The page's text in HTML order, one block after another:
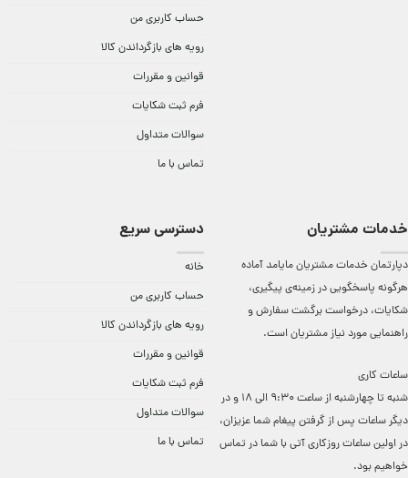
حساب کاربری من
رویه های بازگرداندن کالا
قوانین و مقررات
فرم ثبت شکایات
سوالات متداول
تماس با ما
خدمات مشتریان
دپارتمان خدمات مشتریان مایامد آماده
هرگونه پاسخگویی در زمینه‌ی پیگیری،
شکایات، درخواست برگشت سفارش و
راهنمایی مورد نیاز مشتریان است.
ساعات کاری
شنبه تا چهارشنبه از ساعت 9:30 الی 18 و در
دیگر ساعات ‌پس از گرفتن پیغام شما عزیزان،
در اولین ساعات روزکاری آتی با شما در تماس
خواهیم بود.
دسترسی سریع
خانه
حساب کاربری من
رویه های بازگرداندن کالا
قوانین و مقررات
فرم ثبت شکایات
سوالات متداول
تماس با ما